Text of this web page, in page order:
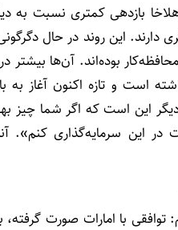
بازدهی کمتری نسبت به
دارند. این روند در حال
بوده‌اند. آن‌ها بیشتر
داشته است و تازه اکنون
این است که اگر شما چیز
این سرمایه‌گذاری کنم».
با امارات صورت گرفته،